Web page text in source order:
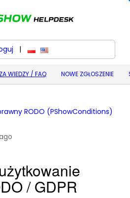
| polskiEnglish (United States)
WIEDZY / FAQ NOWE ZGŁOSZENIE
RODO (PShowConditions)
/ GDPR